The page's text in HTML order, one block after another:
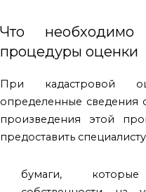
Что необходимо
процедуры оценки
При кадастровой
определенные сведения
произведения этой
предоставить
бумаги,